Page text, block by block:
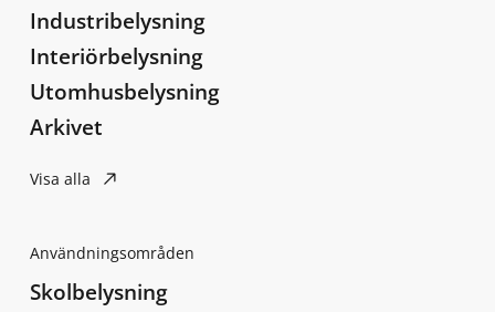
Industribelysning
Interiörbelysning
Utomhusbelysning
Arkivet
Visa alla
Användningsområden
Skolbelysning